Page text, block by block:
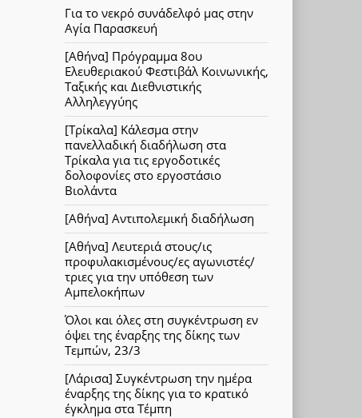
Για το νεκρό συνάδελφό μας στην
Αγία Παρασκευή
[Αθήνα] Πρόγραμμα 8ου
Ελευθεριακού Φεστιβάλ Κοινωνικής,
Ταξικής και Διεθνιστικής
Αλληλεγγύης
[Τρίκαλα] Κάλεσμα στην
πανελλαδική διαδήλωση στα
Τρίκαλα για τις εργοδοτικές
δολοφονίες στο εργοστάσιο
Βιολάντα
[Αθήνα] Αντιπολεμική διαδήλωση
[Αθήνα] Λευτεριά στους/ις
προφυλακισμένους/ες αγωνιστές/
τριες για την υπόθεση των
Αμπελοκήπων
Όλοι και όλες στη συγκέντρωση εν
όψει της έναρξης της δίκης των
Τεμπών, 23/3
[Λάρισα] Συγκέντρωση την ημέρα
έναρξης της δίκης για το κρατικό
έγκλημα στα Τέμπη